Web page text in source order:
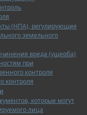
(НПА), регулирующие
земельного
вреда (ущерба)
при
контроля
контроля
которые могут
лица